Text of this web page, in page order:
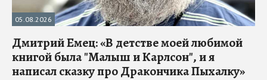
05.08.2026
Дмитрий Емец: «В детстве моей любимой
книгой была "Малыш и Карлсон", и я
написал сказку про Дракончика Пыхалку»